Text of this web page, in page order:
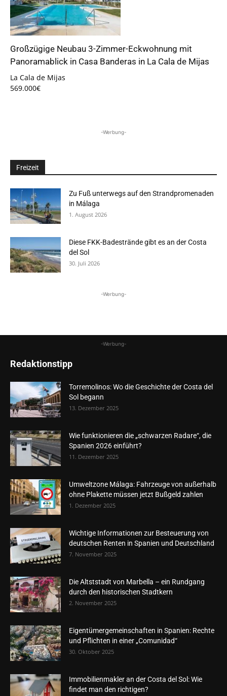
Großzügige Neubau 3-Zimmer-Eckwohnung mit
Panoramablick in Casa Banderas in La Cala de Mijas
La Cala de Mijas
569.000€
-Werbung-
Freizeit
Zu Fuß unterwegs auf den Strandpromenaden
in Málaga
1. August 2026
Diese FKK-Badestrände gibt es an der Costa
del Sol
30. Juli 2026
-Werbung-
-Werbung-
Redaktionstipp
Torremolinos: Wo die Geschichte der Costa del
Sol begann
13. Dezember 2025
Wie funktionieren die „schwarzen Radare“, die
Spanien 2026 einführt?
11. Dezember 2025
Umweltzone Málaga: Fahrzeuge von außerhalb
ohne Plakette müssen jetzt Bußgeld zahlen
1. Dezember 2025
Wichtige Informationen zur Besteuerung von
deutschen Renten in Spanien und Deutschland
7. November 2025
Die Altststadt von Marbella – ein Rundgang
durch den historischen Stadtkern
2. November 2025
Eigentümergemeinschaften in Spanien: Rechte
und Pflichten in einer „Comunidad“
30. Oktober 2025
Immobilienmakler an der Costa del Sol: Wie
findet man den richtigen?